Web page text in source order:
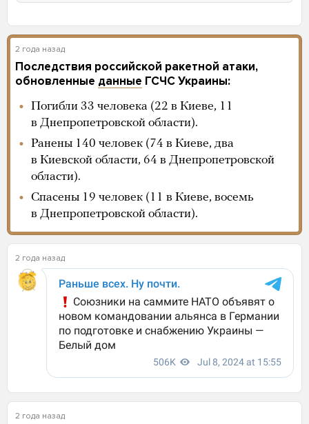
2 года назад
Последствия российской ракетной атаки,
обновленные данные ГСЧС Украины:
Погибли 33 человека (22 в Киеве, 11
в Днепропетровской области).
Ранены 140 человек (74 в Киеве, два
в Киевской области, 64 в Днепропетровской
области).
Спасены 19 человек (11 в Киеве, восемь
в Днепропетровской области).
2 года назад
2 года назад